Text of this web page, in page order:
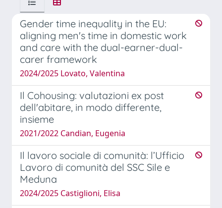
Gender time inequality in the EU:
aligning men's time in domestic work
and care with the dual-earner-dual-
carer framework
2024/2025 Lovato, Valentina
Il Cohousing: valutazioni ex post
dell'abitare, in modo differente,
insieme
2021/2022 Candian, Eugenia
Il lavoro sociale di comunità: l’Ufficio
Lavoro di comunità del SSC Sile e
Meduna
2024/2025 Castiglioni, Elisa